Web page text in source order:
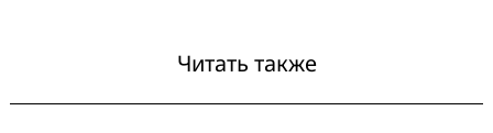
Читать также